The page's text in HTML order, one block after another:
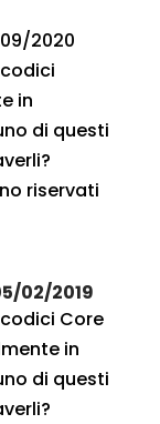
2020
in
di questi
riservati
02/2019
Core
in
di questi